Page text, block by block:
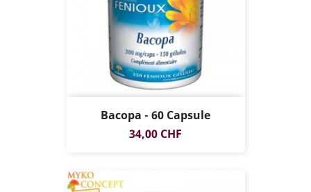
Bacopa - 60 Capsule
Prezzo
34,00 CHF